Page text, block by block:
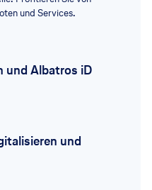
und Services.
und Albatros iD
und